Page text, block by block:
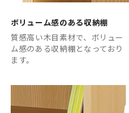
ボリューム感のある収納棚
質感高い木目素材で、ボリュー
ム感のある収納棚となっており
ます。